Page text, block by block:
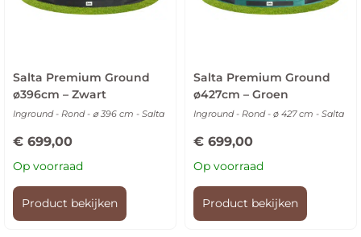
Salta Premium Ground
ø396cm – Zwart
Inground - Rond - ⌀ 396 cm - Salta
€ 699,00
Op voorraad
Product bekijken
Salta Premium Ground
ø427cm – Groen
Inground - Rond - ø 427 cm - Salta
€ 699,00
Op voorraad
Product bekijken